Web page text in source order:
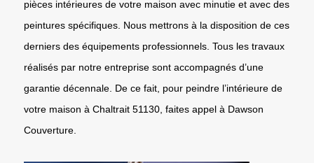
pièces intérieures de votre maison avec minutie et avec des
peintures spécifiques. Nous mettrons à la disposition de ces
derniers des équipements professionnels. Tous les travaux
réalisés par notre entreprise sont accompagnés d’une
garantie décennale. De ce fait, pour peindre l’intérieure de
votre maison à Chaltrait 51130, faites appel à Dawson
Couverture.